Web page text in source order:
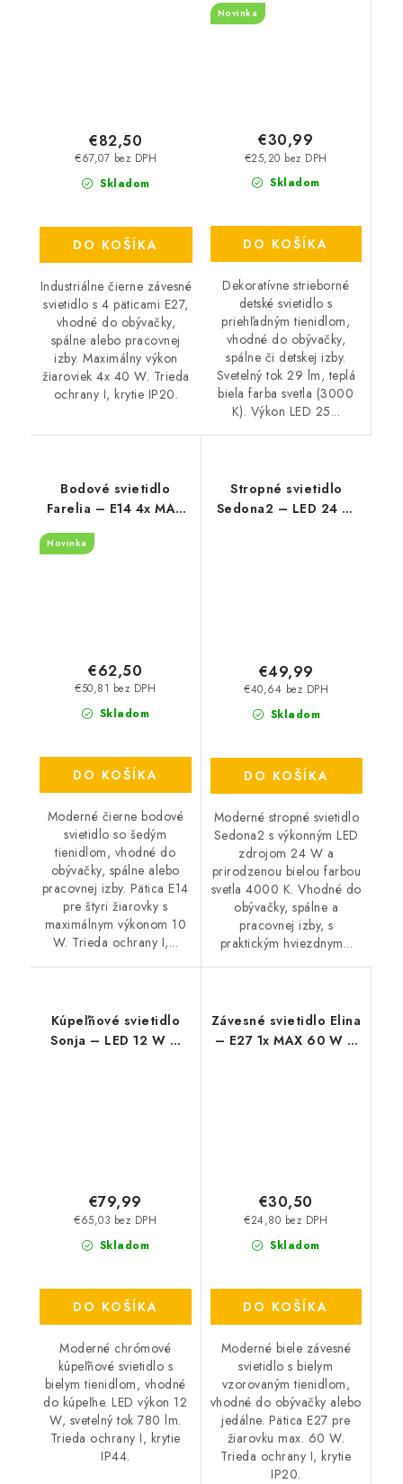
Skladom
€67,07 bez DPH
€82,50
DO KOŠÍKA
Industriálne čierne závesné
svietidlo s 4 päticami E27,
vhodné do obývačky,
spálne alebo pracovnej
izby. Maximálny výkon
žiaroviek 4x 40 W. Trieda
ochrany I, krytie IP20.
Novinka
Skladom
€25,20 bez DPH
€30,99
DO KOŠÍKA
Dekoratívne strieborné
detské svietidlo s
priehľadným tienidlom,
vhodné do obývačky,
spálne či detskej izby.
Svetelný tok 29 lm, teplá
biela farba svetla (3000
K). Výkon LED 25...
Bodové svietidlo
Farelia – E14 4x MAX
10 W – IP20
Novinka
Skladom
€50,81 bez DPH
€62,50
DO KOŠÍKA
Moderné čierne bodové
svietidlo so šedým
tienidlom, vhodné do
obývačky, spálne alebo
pracovnej izby. Pätica E14
pre štyri žiarovky s
maximálnym výkonom 10
W. Trieda ochrany I,...
Stropné svietidlo
Sedona2 – LED 24 W
Skladom
€40,64 bez DPH
€49,99
DO KOŠÍKA
Moderné stropné svietidlo
Sedona2 s výkonným LED
zdrojom 24 W a
prirodzenou bielou farbou
svetla 4000 K. Vhodné do
obývačky, spálne a
pracovnej izby, s
praktickým hviezdnym...
Kúpeľňové svietidlo
Sonja – LED 12 W –
Skladom
€65,03 bez DPH
€79,99
DO KOŠÍKA
Moderné chrómové
kúpeľňové svietidlo s
bielym tienidlom, vhodné
do kúpeľne. LED výkon 12
W, svetelný tok 780 lm.
Trieda ochrany I, krytie
IP44.
Závesné svietidlo Elina
– E27 1x MAX 60 W –
Skladom
€24,80 bez DPH
€30,50
DO KOŠÍKA
Moderné biele závesné
svietidlo s bielym
vzorovaným tienidlom,
vhodné do obývačky alebo
jedálne. Pätica E27 pre
žiarovku max. 60 W.
Trieda ochrany I, krytie
IP20.